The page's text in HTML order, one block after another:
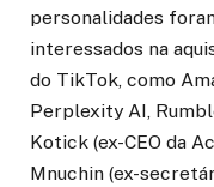
personalidades
interessados na
do TikTok, como
Perplexity AI,
Kotick (ex-CEO da
Mnuchin (ex-